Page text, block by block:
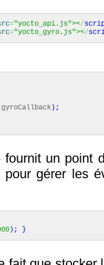
="yocto_api.js"></
="yocto_gyro.js"></
gyroCallback ) ;
un point
gérer les
) ; }